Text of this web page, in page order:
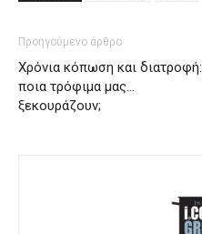
Προηγούμενο άρθρο
Χρόνια κόπωση και διατροφή:
ποια τρόφιμα μας…
ξεκουράζουν;